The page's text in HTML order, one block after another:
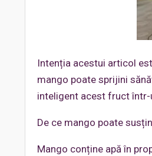
Intenția acestui articol
mango poate sprijini
inteligent acest fruct
De ce mango poate
Mango conține apă în